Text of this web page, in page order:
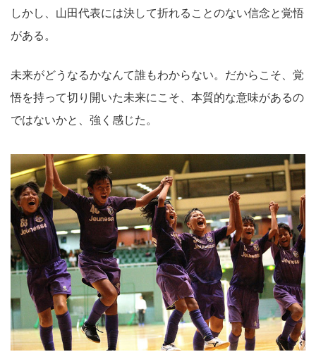
しかし、山田代表には決して折れることのない信念と覚悟
がある。
未来がどうなるかなんて誰もわからない。だからこそ、覚
悟を持って切り開いた未来にこそ、本質的な意味があるの
ではないかと、強く感じた。